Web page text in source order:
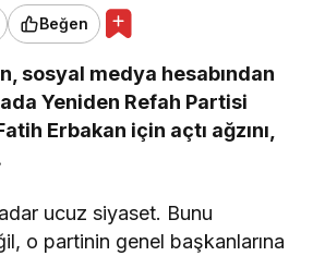
Beğen
sosyal medya hesabından
Yeniden Refah Partisi
Erbakan için açtı ağzını,
ucuz siyaset. Bunu
o partinin genel başkanlarına